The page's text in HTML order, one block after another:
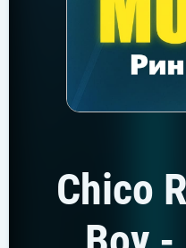
Chico